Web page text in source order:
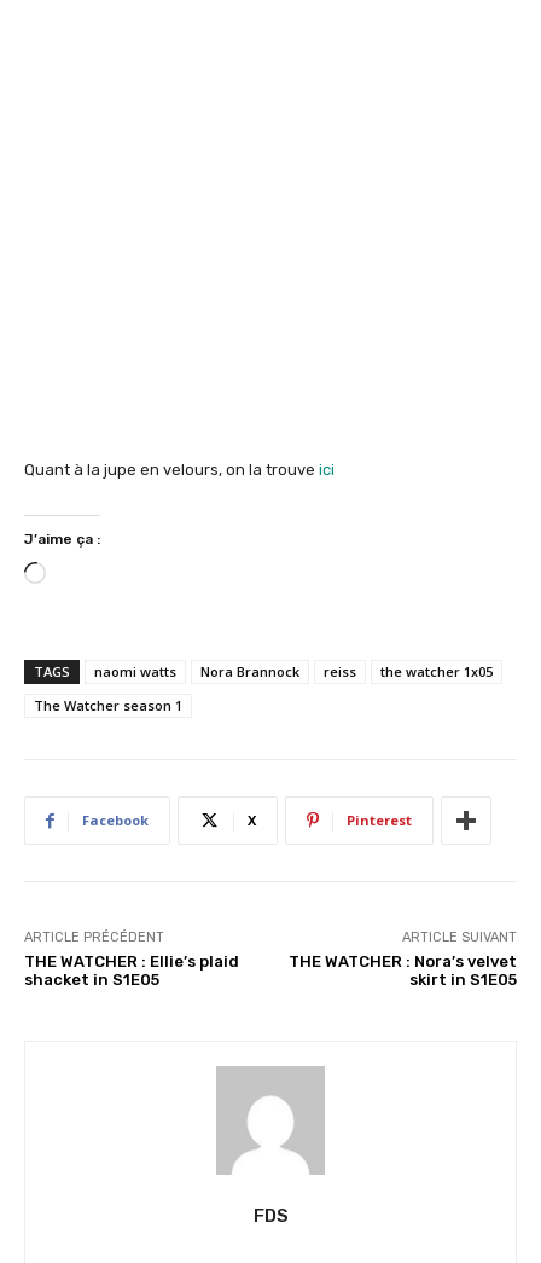
Quant à la jupe en velours, on la trouve ici
J’aime ça :
C
r
g
e
t
TAGS naomi watts Nora Brannock reiss
the watcher 1x05
The Watcher season 1
Facebook X Pinterest
ARTICLE PRÉCÉDENT
THE WATCHER : Ellie’s plaid
shacket in S1E05
ARTICLE SUIVANT
THE WATCHER : Nora’s velvet
skirt in S1E05
FDS